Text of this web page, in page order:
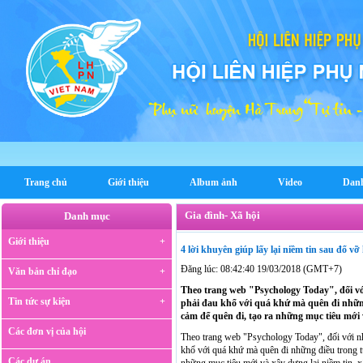
Trang chủ Giới thiệu Album ảnh Video
Danh mục
Giới thiệu
Văn bản chỉ đạo
Tin tức sự kiện
Các đơn vị của hội
Gia đình- Xã hội
4 lời khuyên giúp lấy lại niềm tin sau đổ vỡ
Đăng lúc: 08:42:40 19/03/2018 (GMT+7)
Theo trang web "Psychology Today", đối
phải đau khổ với quá khứ mà quên đi
cảm để quên đi, tạo ra những mục tiêu
Theo trang web "Psychology Today", đối với
khổ với quá khứ mà quên đi những điều trong